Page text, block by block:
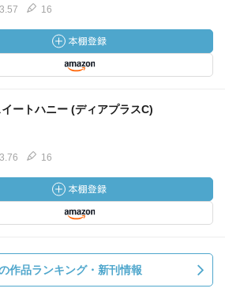
3.57 16
ートハニー (ディアプラスC)
3.76 16
作品ランキング・新刊情報